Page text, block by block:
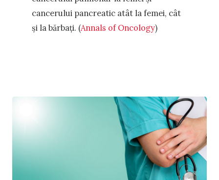
cancerului pancreatic atât la femei, cât
și la bărbați. (Annals of Oncology)